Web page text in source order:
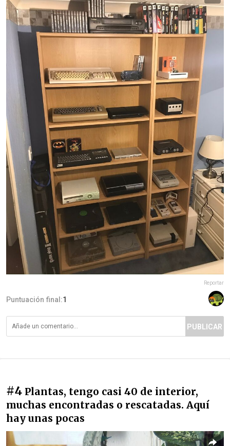
Reportar
Puntuación final:1
PUBLICAR
#4 Plantas, tengo casi 40 de interior,
muchas encontradas o rescatadas. Aquí
hay unas pocas